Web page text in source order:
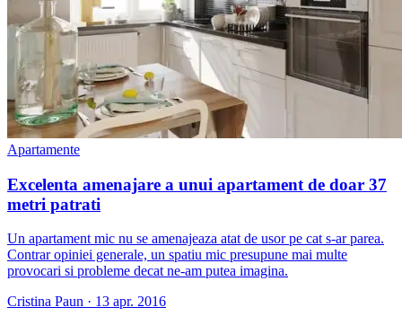
Apartamente
Excelenta amenajare a unui apartament de doar 37
metri patrati
Un apartament mic nu se amenajeaza atat de usor pe cat s-ar parea.
Contrar opiniei generale, un spatiu mic presupune mai multe
provocari si probleme decat ne-am putea imagina.
Cristina Paun · 13 apr. 2016